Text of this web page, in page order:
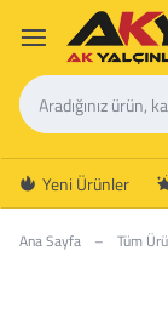
Yeni Ürünler
Ana Sayfa – Tüm